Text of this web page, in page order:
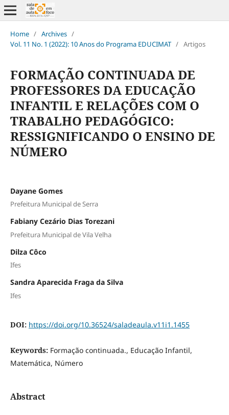
Home / Archives /
Vol. 11 No. 1 (2022): 10 Anos do Programa EDUCIMAT / Artigos
FORMAÇÃO CONTINUADA DE
PROFESSORES DA EDUCAÇÃO
INFANTIL E RELAÇÕES COM O
TRABALHO PEDAGÓGICO:
RESSIGNIFICANDO O ENSINO DE
NÚMERO
Dayane Gomes
Prefeitura Municipal de Serra
Fabiany Cezário Dias Torezani
Prefeitura Municipal de Vila Velha
Dilza Côco
Ifes
Sandra Aparecida Fraga da Silva
Ifes
DOI: https://doi.org/10.36524/saladeaula.v11i1.1455
Keywords: Formação continuada., Educação Infantil,
Matemática, Número
Abstract